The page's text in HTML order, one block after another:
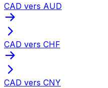
CAD vers AUD
CAD vers CHF
CAD vers CNY